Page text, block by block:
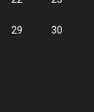
29 30